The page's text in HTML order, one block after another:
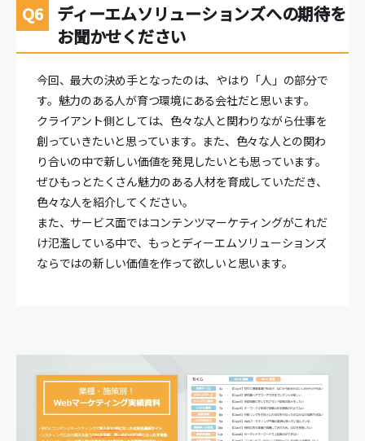
ディーエムソリューションズへの期待を
お聞かせください
今回、最大の決め手となったのは、やはり「人」の部分で
す。魅力のある人が育つ環境にある会社だと思います。
クライアント側としては、色々な人と関わりながら仕事を
創っていきたいと思っています。また、色々な人との関わ
り合いの中で新しい価値を発見したいとも思っています。
ぜひもっとたくさん魅力のある人材を育成していただき、
色々な人を紹介してください。
また、サービス面ではコンテンツマーケティングがこれだ
け氾濫している中で、もっとディーエムソリューションズ
ならではの新しい価値を作って欲しいと思います。